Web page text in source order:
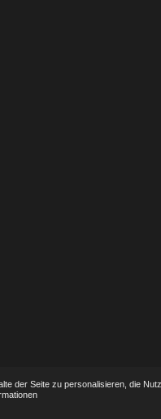
der Seite zu personalisieren, die